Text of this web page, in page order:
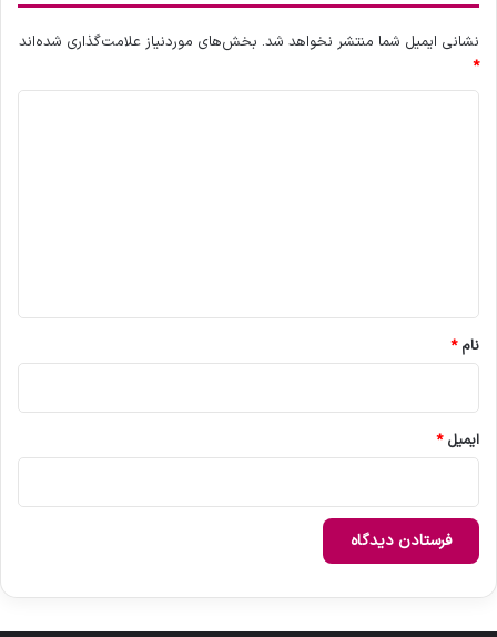
نشانی ایمیل شما منتشر نخواهد شد. بخش‌های موردنیاز علامت‌گذاری شده‌اند
*
نام*
ایمیل*